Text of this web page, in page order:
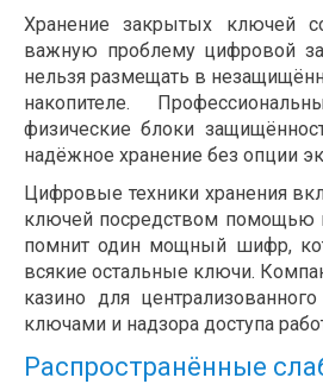
Хранение закрытых ключей
важную проблему цифровой
нельзя размещать в
накопителе.
физические блоки
надёжное хранение без опции
Цифровые техники хранения
ключей посредством помощью
помнит один мощный шифр,
всякие остальные ключи.
казино для
ключами и надзора доступа
Распространённые